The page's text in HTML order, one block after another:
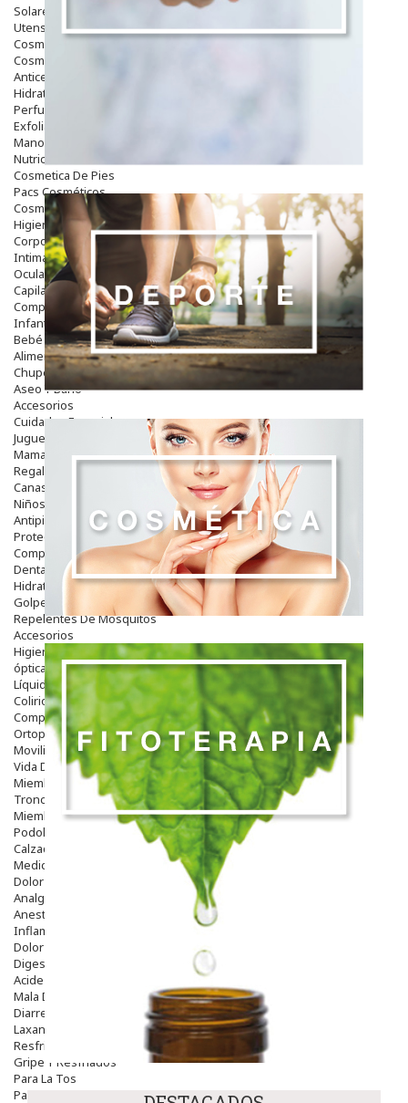
Solares
Utensilios
Cosmética Capilar
Cosmética Corporal
Anticelulíticos
Hidratantes Corporales
Perfumes Y Colonias
Exfoliantes Corporales
Manos Y Uñas
Nutricosmética
Cosmetica De Pies
Pacs Cosméticos
Cosmetica Facial Piel Sensible
Higiene
Corporal
Intima
Ocular
Capilar
Complementos
Infantil
Bebé
Alimentación Y Complementos
Chupetes Y Mordedores
Aseo Y Baño
Accesorios
Cuidados Especiales
Juguetes
Mama
Regalos
Canastilla
Niños
Antipiojos
Protección Solar
Complementos Alimentarios
Dentales
Hidratantes
Golpes Y Hematomas
Repelentes De Mosquitos
Accesorios
Higiene
óptica
Líquidos Lentillas
Colirios
Complementos Alimentarios.
Ortopedia - Accesorios
Movilidad
Vida Diaria
Miembro Superior
Tronco
Miembro Inferior
Podología
Calzado
Medicamentos
Dolor E Inflamación
Analgésicos
Anestésicos
Inflamación Articulaciones
Dolor Muscular / Articular
Digestivo
Acidez, Gases Y Ardores
Mala Digestion
Diarrea / Estreñimiento / Vómitos
Laxantes
Resfriados
Gripe Y Resfriados
Para La Tos
Para Descongestionar La Nariz